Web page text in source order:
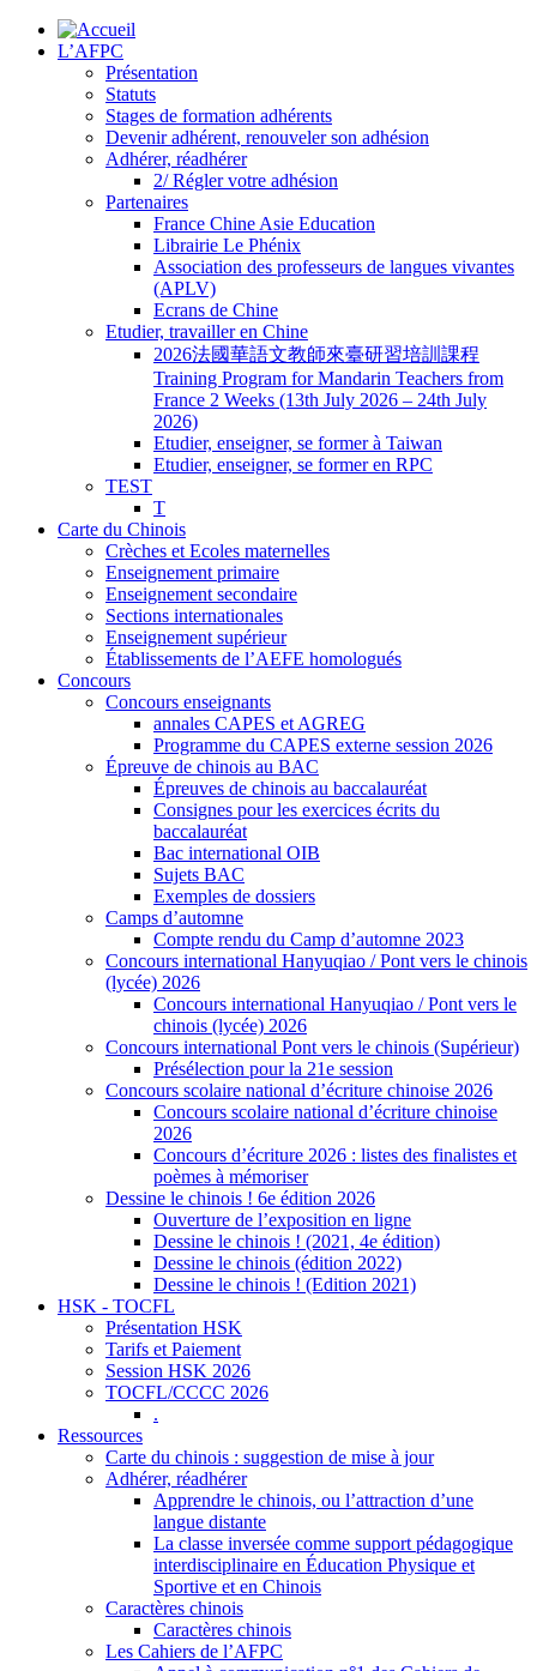
L’AFPC
Présentation
Statuts
Stages de formation adhérents
Devenir adhérent, renouveler son adhésion
Adhérer, réadhérer
2/ Régler votre adhésion
Partenaires
France Chine Asie Education
Librairie Le Phénix
Association des professeurs de langues vivantes
(APLV)
Ecrans de Chine
Etudier, travailler en Chine
2026法國華語文教師來臺研習培訓課程
Training Program for Mandarin Teachers from
France 2 Weeks (13th July 2026 – 24th July
2026)
Etudier, enseigner, se former à Taiwan
Etudier, enseigner, se former en RPC
TEST
T
Carte du Chinois
Crèches et Ecoles maternelles
Enseignement primaire
Enseignement secondaire
Sections internationales
Enseignement supérieur
Établissements de l’AEFE homologués
Concours
Concours enseignants
annales CAPES et AGREG
Programme du CAPES externe session 2026
Épreuve de chinois au BAC
Épreuves de chinois au baccalauréat
Consignes pour les exercices écrits du
baccalauréat
Bac international OIB
Sujets BAC
Exemples de dossiers
Camps d’automne
Compte rendu du Camp d’automne 2023
Concours international Hanyuqiao / Pont vers le chinois
(lycée) 2026
Concours international Hanyuqiao / Pont vers le
chinois (lycée) 2026
Concours international Pont vers le chinois (Supérieur)
Présélection pour la 21e session
Concours scolaire national d’écriture chinoise 2026
Concours scolaire national d’écriture chinoise
2026
Concours d’écriture 2026 : listes des finalistes et
poèmes à mémoriser
Dessine le chinois ! 6e édition 2026
Ouverture de l’exposition en ligne
Dessine le chinois ! (2021, 4e édition)
Dessine le chinois (édition 2022)
Dessine le chinois ! (Edition 2021)
HSK - TOCFL
Présentation HSK
Tarifs et Paiement
Session HSK 2026
TOCFL/CCCC 2026
.
Ressources
Carte du chinois : suggestion de mise à jour
Adhérer, réadhérer
Apprendre le chinois, ou l’attraction d’une
langue distante
La classe inversée comme support pédagogique
interdisciplinaire en Éducation Physique et
Sportive et en Chinois
Caractères chinois
Caractères chinois
Les Cahiers de l’AFPC